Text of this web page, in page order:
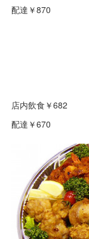
配達￥870
店内飲食￥682
配達￥670